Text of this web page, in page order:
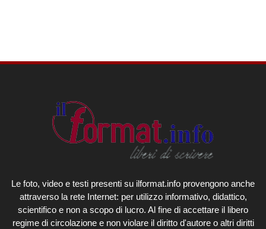
Le foto, video e testi presenti su ilformat.info provengono anche
attraverso la rete Internet: per utilizzo informativo, didattico,
scientifico e non a scopo di lucro. Al fine di accettare il libero
regime di circolazione e non violare il diritto d'autore o altri diritti